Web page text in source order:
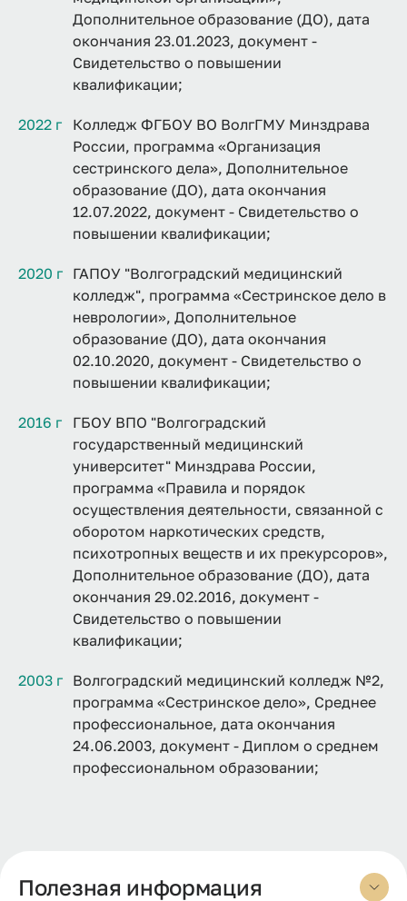
Дополнительное образование (ДО), дата
окончания 23.01.2023, документ -
Свидетельство о повышении
квалификации;
2022 г
Колледж ФГБОУ ВО ВолгГМУ Минздрава
России, программа «Организация
сестринского дела», Дополнительное
образование (ДО), дата окончания
12.07.2022, документ - Свидетельство о
повышении квалификации;
2020 г ГАПОУ "Волгоградский медицинский
колледж", программа «Сестринское дело в
неврологии», Дополнительное
образование (ДО), дата окончания
02.10.2020, документ - Свидетельство о
повышении квалификации;
2016 г
ГБОУ ВПО "Волгоградский
государственный медицинский
университет" Минздрава России,
программа «Правила и порядок
осуществления деятельности, связанной с
оборотом наркотических средств,
психотропных веществ и их прекурсоров»,
Дополнительное образование (ДО), дата
окончания 29.02.2016, документ -
Свидетельство о повышении
квалификации;
2003 г Волгоградский медицинский колледж №2,
программа «Сестринское дело», Среднее
профессиональное, дата окончания
24.06.2003, документ - Диплом о среднем
профессиональном образовании;
Полезная информация